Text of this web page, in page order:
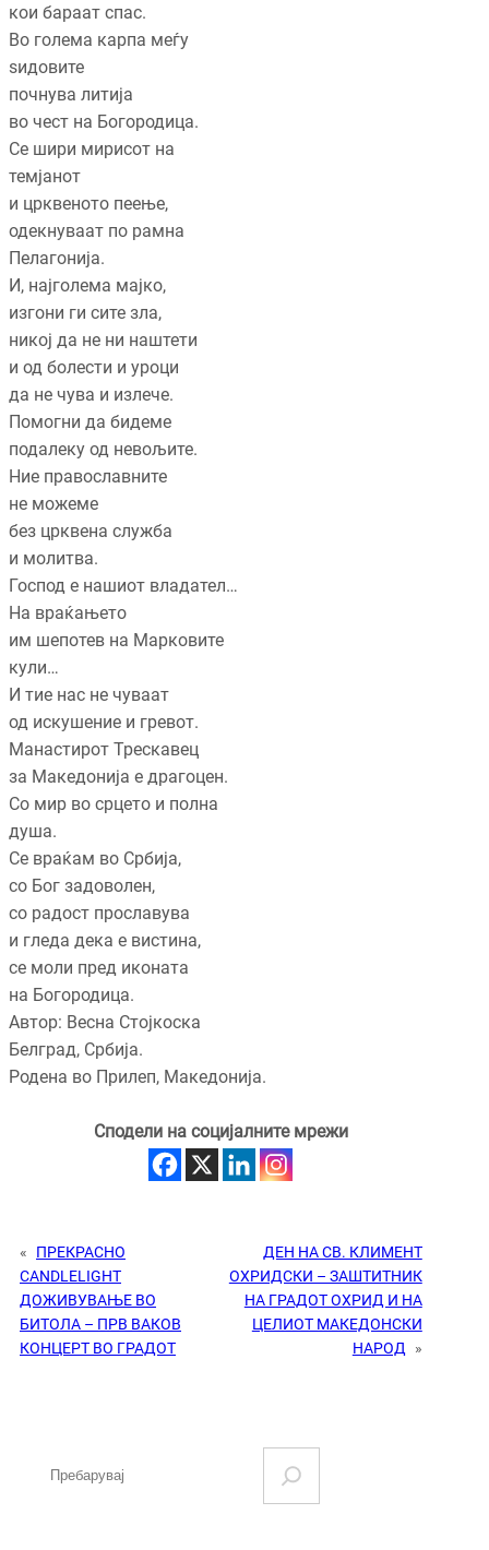
кои бараат спас.
Во голема карпа меѓу
ѕидовите
почнува литија
во чест на Богородица.
Се шири мирисот на
темјанот
и црквеното пеење,
одекнуваат по рамна
Пелагонија.
И, најголема мајко,
изгони ги сите зла,
никој да не ни наштети
и од болести и уроци
да не чува и излече.
Помогни да бидеме
подалеку од невољите.
Ние православните
не можеме
без црквена служба
и молитва.
Господ е нашиот владател…
На враќањето
им шепотев на Марковите
кули…
И тие нас не чуваат
од искушение и гревот.
Манастирот Трескавец
за Македонија е драгоцен.
Со мир во срцето и полна
душа.
Се враќам во Србија,
со Бог задоволен,
со радост прославува
и гледа дека е вистина,
се моли пред иконата
на Богородица.
Автор: Весна Стојкоска
Белград, Србија.
Родена во Прилеп, Македонија.
Сподели на социјалните мрежи
«
ПРЕКРАСНО
CANDLELIGHT
ДОЖИВУВАЊЕ ВО
БИТОЛА – ПРВ ВАКОВ
КОНЦЕРТ ВО ГРАДОТ
ДЕН НА СВ. КЛИМЕНТ
ОХРИДСКИ – ЗАШТИТНИК
НА ГРАДОТ ОХРИД И НА
ЦЕЛИОТ МАКЕДОНСКИ
НАРОД
»